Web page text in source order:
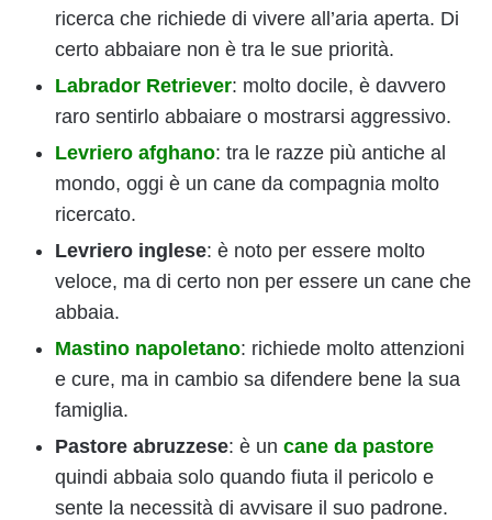
ricerca che richiede di vivere all’aria aperta. Di
certo abbaiare non è tra le sue priorità.
Labrador Retriever: molto docile, è davvero
raro sentirlo abbaiare o mostrarsi aggressivo.
Levriero afghano: tra le razze più antiche al
mondo, oggi è un cane da compagnia molto
ricercato.
Levriero inglese: è noto per essere molto
veloce, ma di certo non per essere un cane che
abbaia.
Mastino napoletano: richiede molto attenzioni
e cure, ma in cambio sa difendere bene la sua
famiglia.
Pastore abruzzese: è un cane da pastore
quindi abbaia solo quando fiuta il pericolo e
sente la necessità di avvisare il suo padrone.